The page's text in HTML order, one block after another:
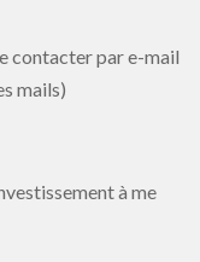
contacter par e-mail
mails)
à me